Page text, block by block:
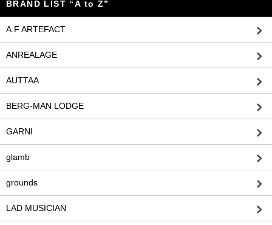
BRAND LIST “A to Z”
A.F ARTEFACT
ANREALAGE
AUTTAA
BERG-MAN LODGE
GARNI
glamb
grounds
LAD MUSICIAN